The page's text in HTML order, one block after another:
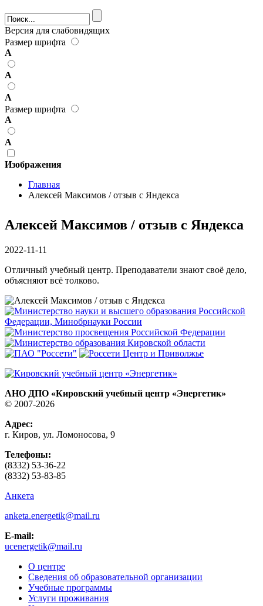
Форма поиска
Версия для слабовидящих
Размер шрифта
А
А
А
Размер шрифта
А
А
Изображения
Главная
Алексей Максимов / отзыв с Яндекса
Алексей Максимов / отзыв с Яндекса
2022-11-11
Отличный учебный центр. Преподаватели знают своё дело,
объясняют всё толково.
АНО ДПО «Кировский учебный центр «Энергетик»
© 2007-2026
Адрес:
г. Киров, ул. Ломоносова, 9
Телефоны:
(8332) 53-36-22
(8332) 53-83-85
Анкета
anketa.energetik@mail.ru
E-mail:
ucenergetik@mail.ru
О центре
Сведения об образовательной организации
Учебные программы
Услуги проживания